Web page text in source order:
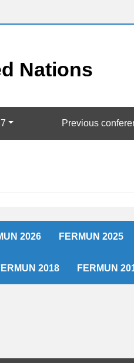
Previous
2026 FERMUN 2025
2018 FERMUN